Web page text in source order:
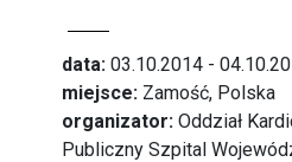
data: 03.10.2014 -
miejsce: Zamość, Polska
organizator: Oddział
Publiczny Szpital